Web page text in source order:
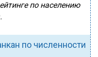
по населению
по численности